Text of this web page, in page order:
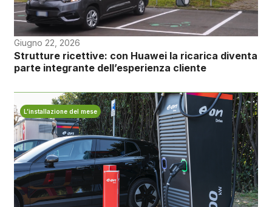
Giugno 22, 2026
Strutture ricettive: con Huawei la ricarica diventa
parte integrante dell’esperienza cliente
L’installazione del mese